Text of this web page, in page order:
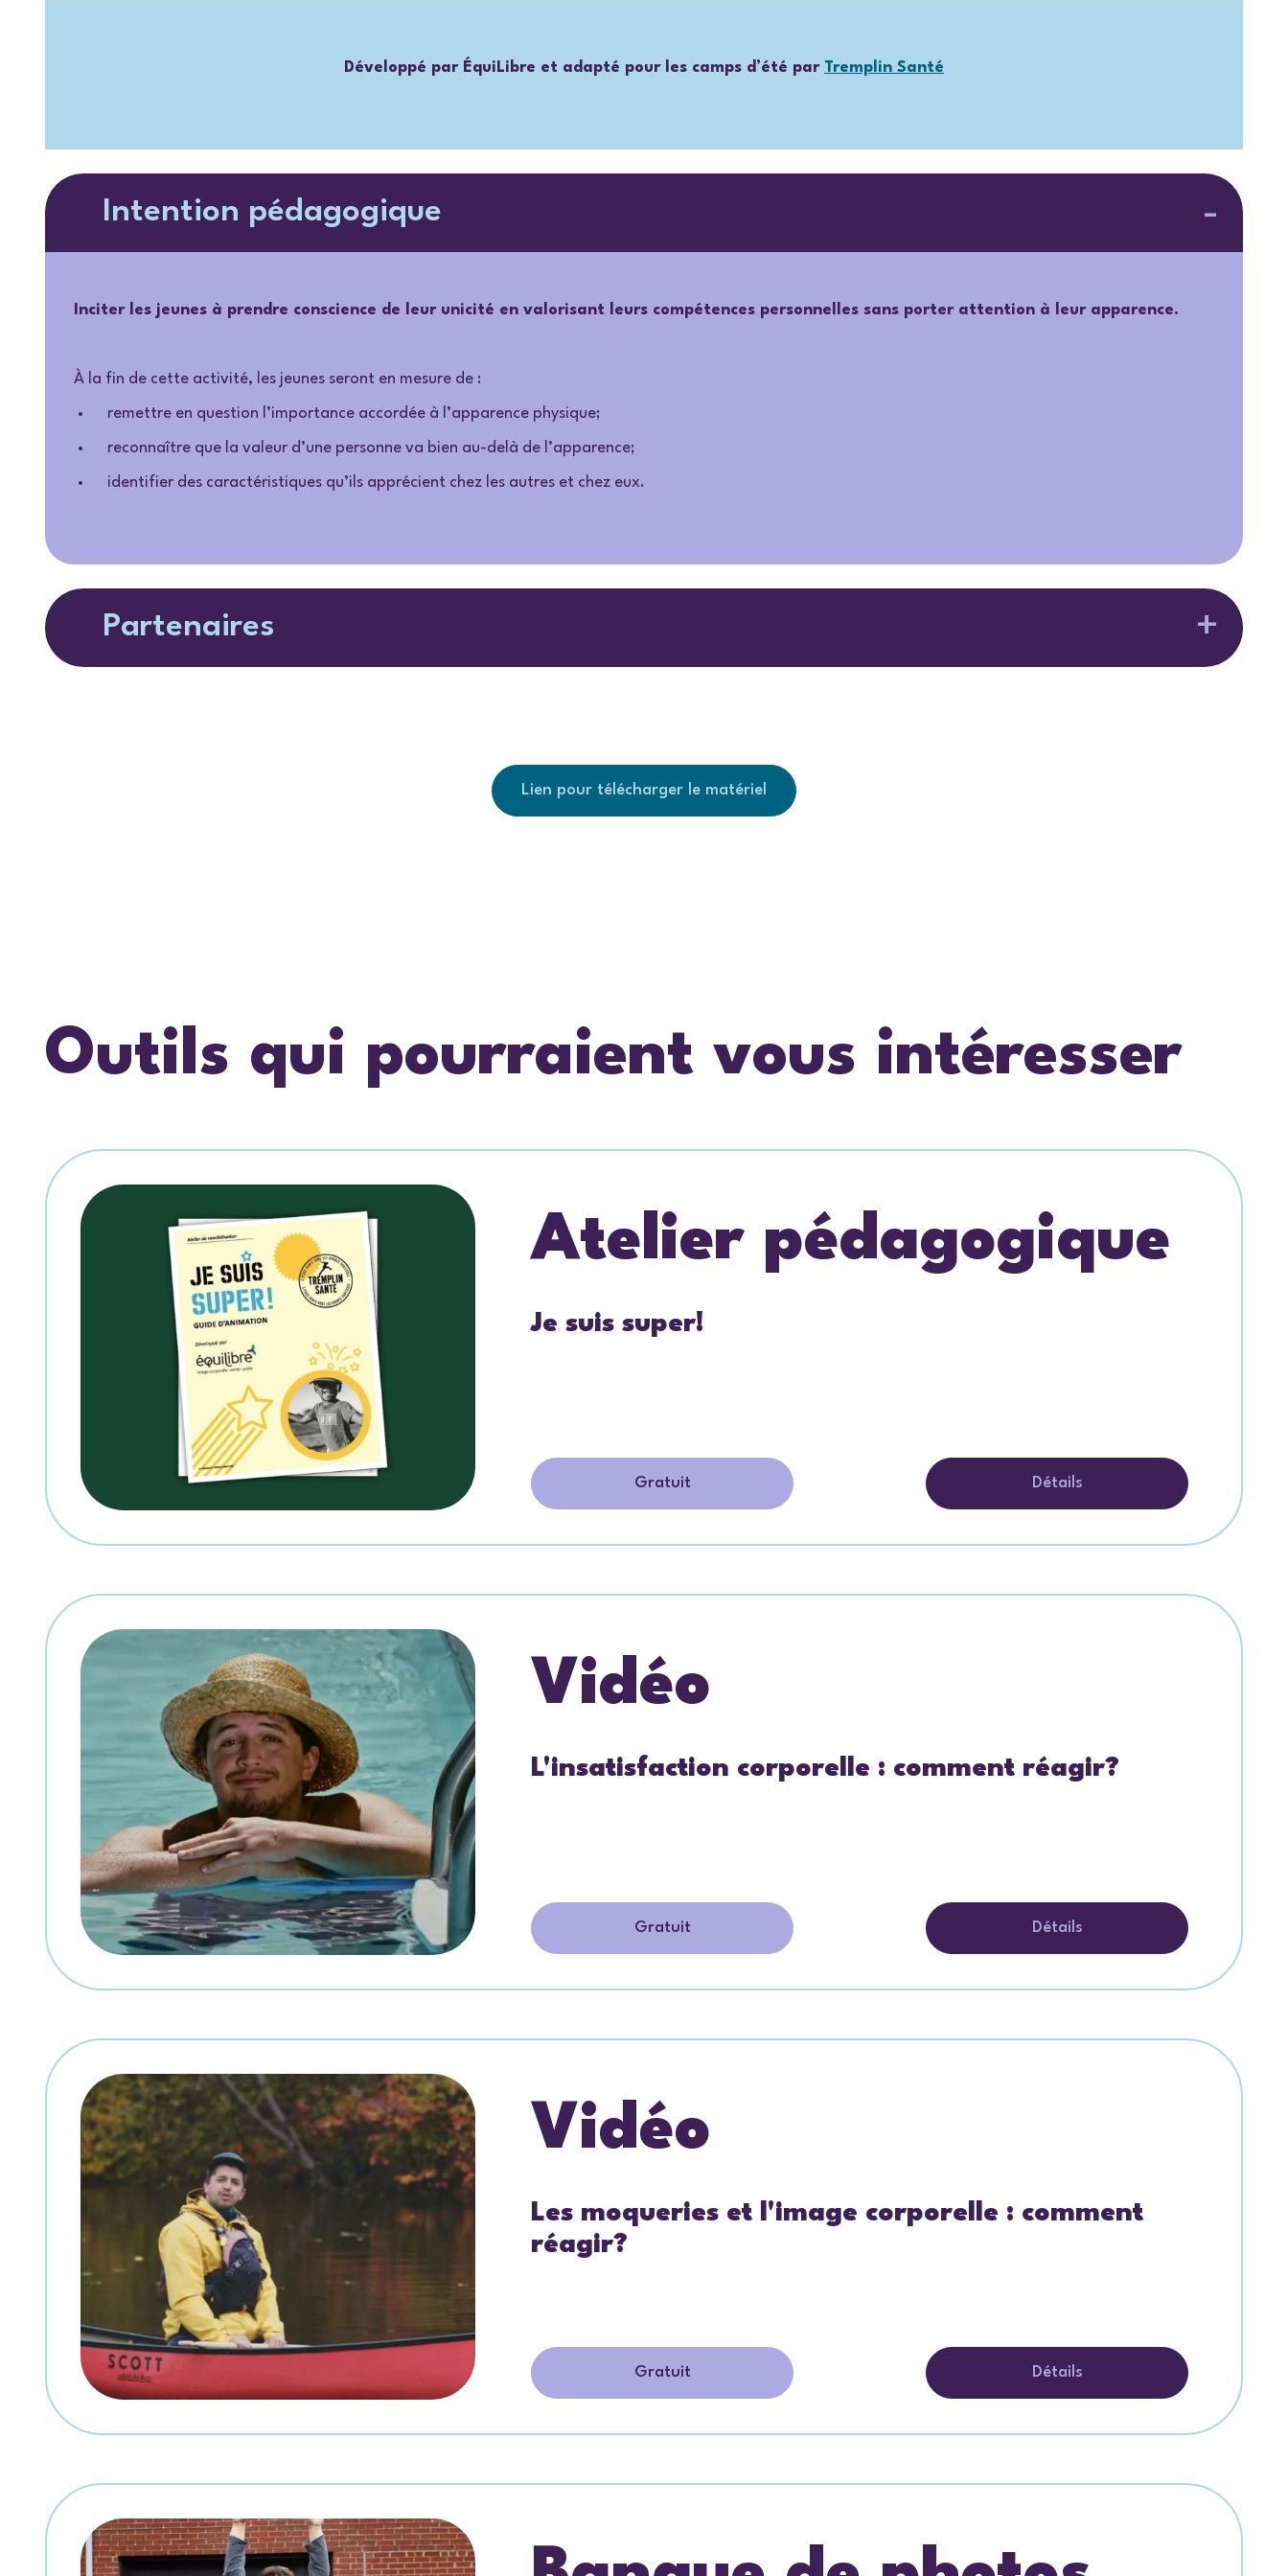
Développé par ÉquiLibre et adapté pour les camps d’été par Tremplin Santé
Intention pédagogique
Inciter les jeunes à prendre conscience de leur unicité en valorisant leurs compétences personnelles sans porter attention à leur apparence.
À la fin de cette activité, les jeunes seront en mesure de :
remettre en question l’importance accordée à l’apparence physique;
reconnaître que la valeur d’une personne va bien au-delà de l’apparence;
identifier des caractéristiques qu’ils apprécient chez les autres et chez eux.
Partenaires
Lien pour télécharger le matériel
Outils qui pourraient vous intéresser
Atelier pédagogique
Je suis super!
Gratuit Détails
Vidéo
L'insatisfaction corporelle : comment réagir?
Gratuit Détails
Vidéo
Les moqueries et l'image corporelle : comment
réagir?
Gratuit Détails